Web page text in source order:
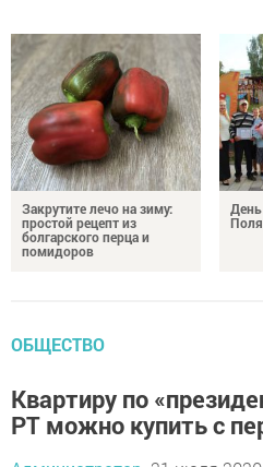
Закрутите лечо на зиму:
простой рецепт из
болгарского перца и
помидоров
ОБЩЕСТВО
Квартиру по
РТ можно купить с